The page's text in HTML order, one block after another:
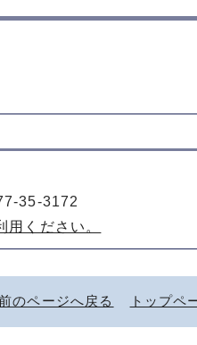
35-3172
ください。
のページへ戻る トップペ